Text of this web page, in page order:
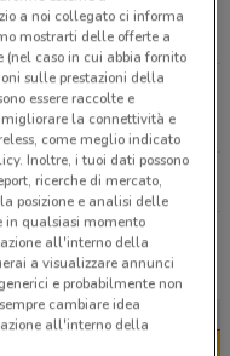
Di Brugine
Tutti i negozi Dpiu
a noi collegato ci informa
mostrarti delle offerte a
caso in cui abbia fornito
sulle prestazioni della
essere raccolte e
migliorare la connettività e
come meglio indicato
Inoltre, i tuoi dati possono
ricerche di mercato,
posizione e analisi delle
in qualsiasi momento
all'interno della
a visualizzare annunci
e probabilmente non
cambiare idea
all'interno della